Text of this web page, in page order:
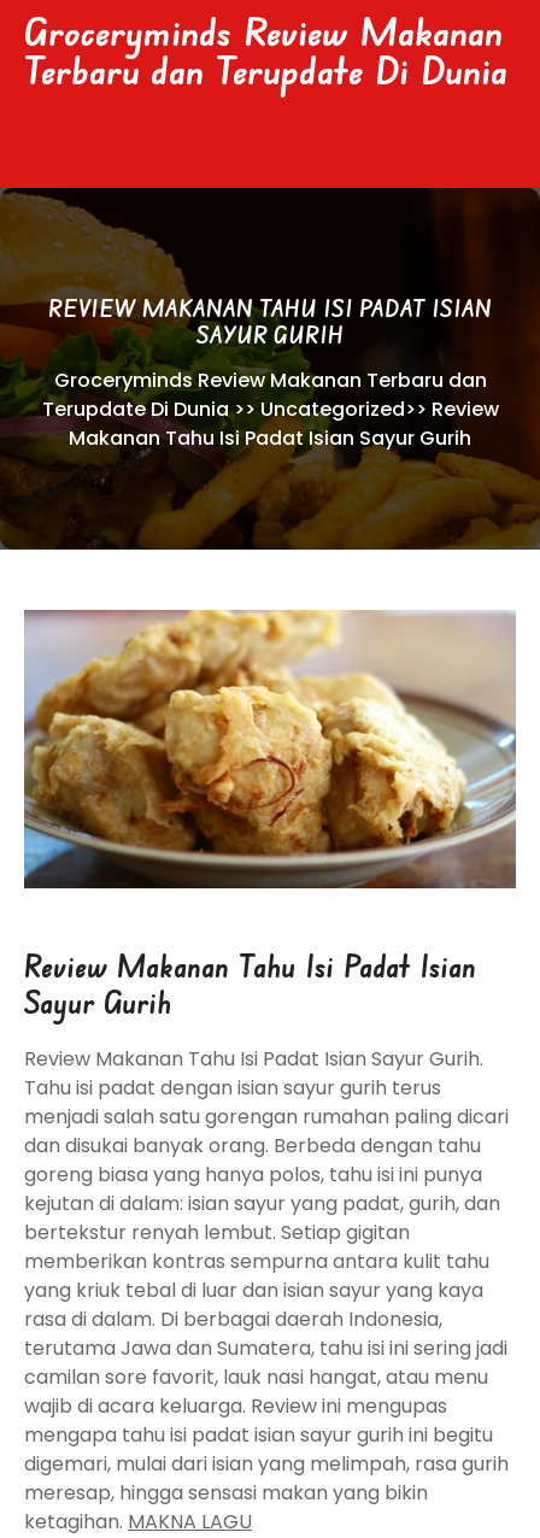
Skip
content
Groceryminds Review Makanan
Terbaru dan Terupdate Di Dunia
REVIEW MAKANAN TAHU ISI PADAT ISIAN
SAYUR GURIH
Groceryminds Review Makanan Terbaru dan
Terupdate Di Dunia>>Uncategorized>> Review
Makanan Tahu Isi Padat Isian Sayur Gurih
Review Makanan Tahu Isi Padat Isian
Sayur Gurih
Review Makanan Tahu Isi Padat Isian Sayur Gurih.
Tahu isi padat dengan isian sayur gurih terus
menjadi salah satu gorengan rumahan paling dicari
dan disukai banyak orang. Berbeda dengan tahu
goreng biasa yang hanya polos, tahu isi ini punya
kejutan di dalam: isian sayur yang padat, gurih, dan
bertekstur renyah lembut. Setiap gigitan
memberikan kontras sempurna antara kulit tahu
yang kriuk tebal di luar dan isian sayur yang kaya
rasa di dalam. Di berbagai daerah Indonesia,
terutama Jawa dan Sumatera, tahu isi ini sering jadi
camilan sore favorit, lauk nasi hangat, atau menu
wajib di acara keluarga. Review ini mengupas
mengapa tahu isi padat isian sayur gurih ini begitu
digemari, mulai dari isian yang melimpah, rasa gurih
meresap, hingga sensasi makan yang bikin
ketagihan. MAKNA LAGU